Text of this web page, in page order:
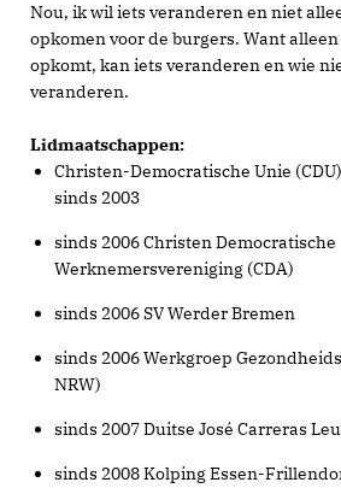
Nou, ik wil iets veranderen en niet
opkomen voor de burgers. Want
opkomt, kan iets veranderen en wie
veranderen.
Lidmaatschappen:
Christen-Democratische Unie
sinds 2003
sinds 2006 Christen Democratische
Werknemersvereniging (CDA)
sinds 2006 SV Werder Bremen
sinds 2006 Werkgroep
NRW)
sinds 2007 Duitse José Carreras
sinds 2008 Kolping Essen-